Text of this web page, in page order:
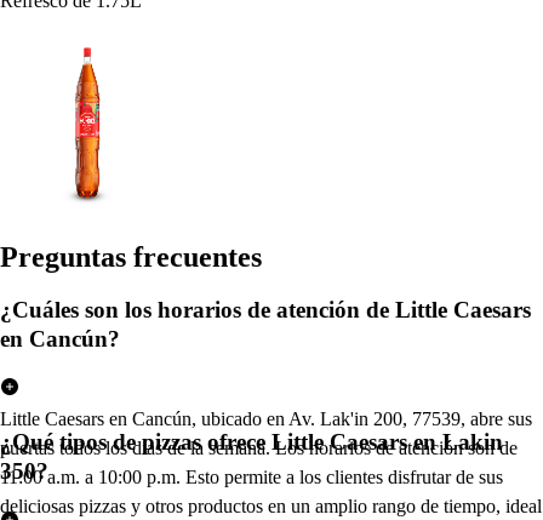
Preguntas frecuentes
¿Cuáles son los horarios de atención de Little Caesars
en Cancún?
Little Caesars en Cancún, ubicado en Av. Lak'in 200, 77539, abre sus
puertas todos los días de la semana. Los horarios de atención son de
11:00 a.m. a 10:00 p.m. Esto permite a los clientes disfrutar de sus
deliciosas pizzas y otros productos en un amplio rango de tiempo, ideal
¿Qué tipos de pizzas ofrece Little Caesars en Lakin
350?